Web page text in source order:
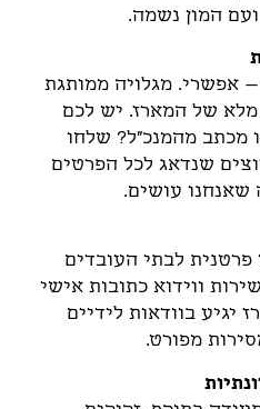
המון נשמה.
אפשרי. מגלויה ממותגת
מלא של המארז. יש לכם
מכתב מהמנכ"ל? שלחו
שנדאג לכל הפרטים
עושים.
לבתי העובדים
ווידוא כתובות אישי
יגיע בוודאות לידיים
מפורט.